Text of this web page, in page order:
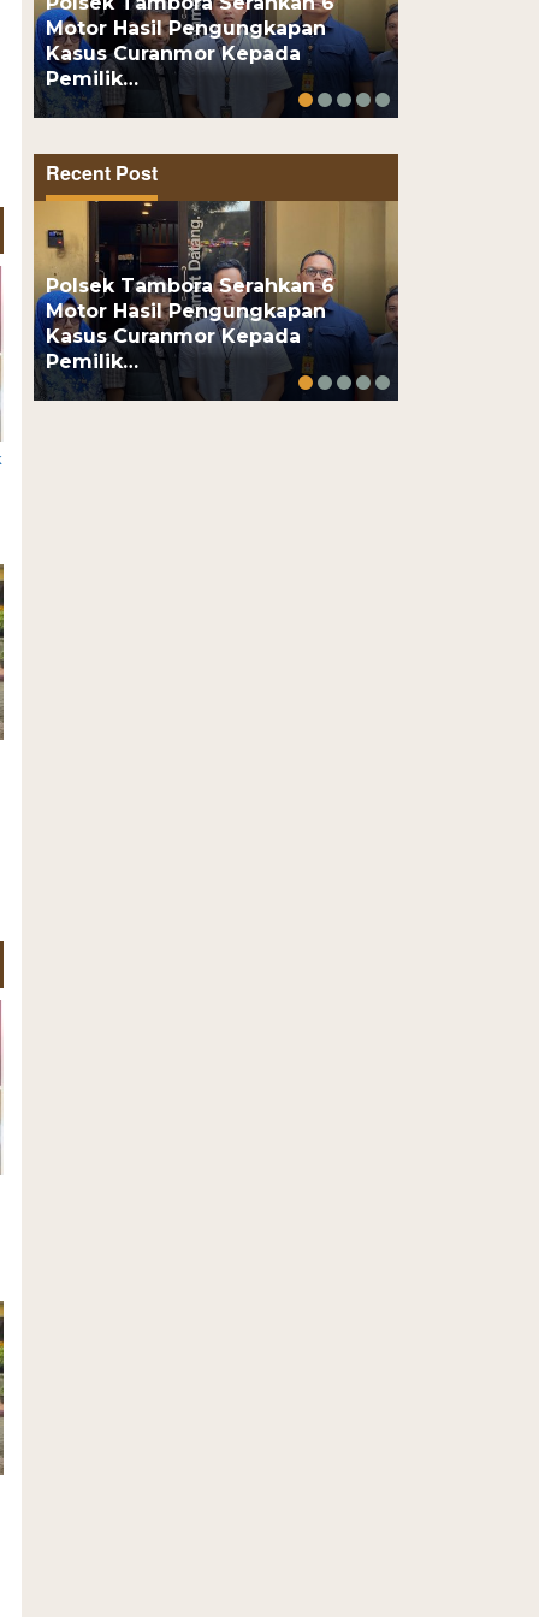
Motor Hasil Pengungkapan
Kasus Curanmor Kepada
Pemilik…
Recent Post
Polsek Tambora Serahkan 6
Motor Hasil Pengungkapan
Kasus Curanmor Kepada
Pemilik…